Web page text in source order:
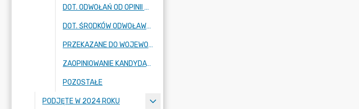
DOT. ODWOŁAŃ OD OPINII SKŁADÓW ORZEKAJĄCYCH
DOT. ŚRODKÓW ODWOŁAWCZYCH W SPRAWACH ROZSTRZYGNIĘĆ NADZORCZYCH
PRZEKAZANE DO WOJEWODY
ZAOPINIOWANIE KANDYDATÓW NA CZŁONKÓW KOLEGIUM
POZOSTAŁE
PODJĘTE W 2024 ROKU